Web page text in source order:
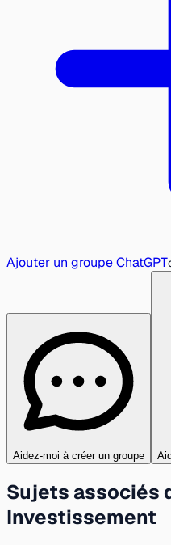
Ajouter un groupe ChatGPT
Aidez-moi à créer un groupe
Sujets associés
Investissement